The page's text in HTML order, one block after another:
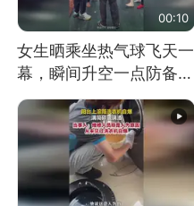
00:10
女生晒乘坐热气球飞天一
幕，瞬间升空一点防备都
没有